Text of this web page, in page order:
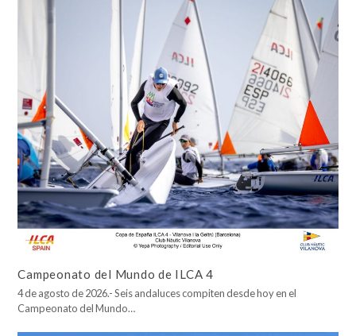
Campeonato del Mundo de ILCA 4
4 de agosto de 2026.- Seis andaluces compiten desde hoy en el
Campeonato del Mundo…